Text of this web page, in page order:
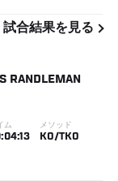
試合結果を見る
RANDLEMAN
ム メソッド
KO/TKO